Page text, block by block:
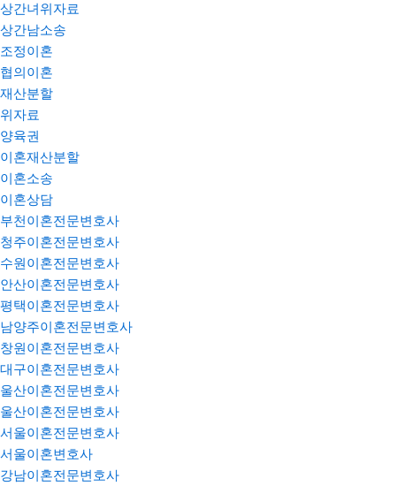
상간녀위자료
상간남소송
조정이혼
협의이혼
재산분할
위자료
양육권
이혼재산분할
이혼소송
이혼상담
부천이혼전문변호사
청주이혼전문변호사
수원이혼전문변호사
안산이혼전문변호사
평택이혼전문변호사
남양주이혼전문변호사
창원이혼전문변호사
대구이혼전문변호사
울산이혼전문변호사
울산이혼전문변호사
서울이혼전문변호사
서울이혼변호사
강남이혼전문변호사